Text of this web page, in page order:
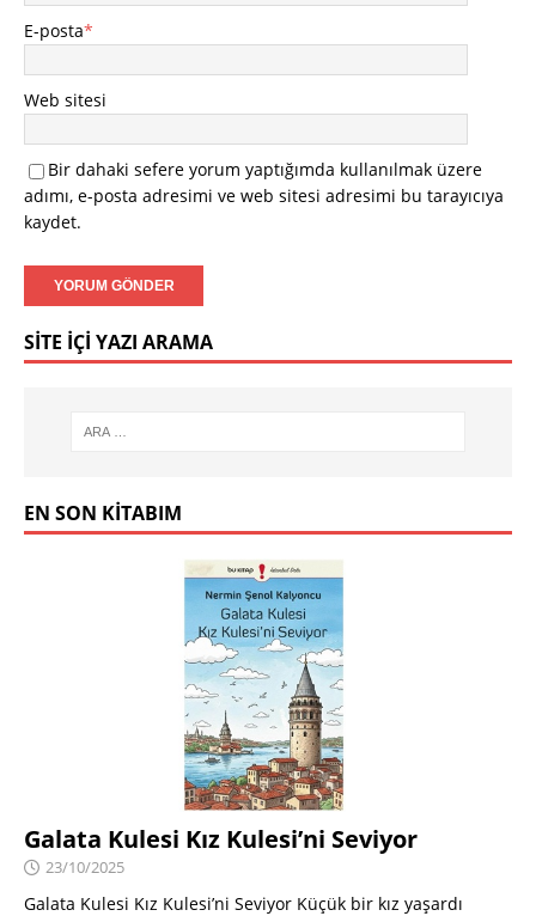
E-posta*
Web sitesi
Bir dahaki sefere yorum yaptığımda kullanılmak üzere
adımı, e-posta adresimi ve web sitesi adresimi bu tarayıcıya
kaydet.
SITE İÇI YAZI ARAMA
EN SON KITABIM
Galata Kulesi Kız Kulesi’ni Seviyor
23/10/2025
Galata Kulesi Kız Kulesi’ni Seviyor Küçük bir kız yaşardı